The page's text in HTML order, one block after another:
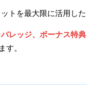
トを最大限に活用し
レッジ、ボーナス特
す。